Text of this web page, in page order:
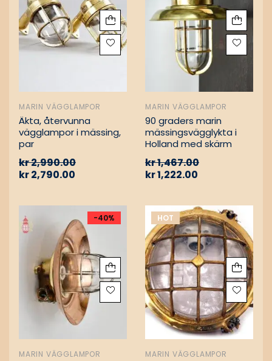
MARIN VÄGGLAMPOR
Äkta, återvunna
vägglampor i mässing,
par
kr2,990.00
kr2,790.00
MARIN VÄGGLAMPOR
90 graders marin
mässingsvägglykta i
Holland med skärm
kr1,467.00
kr1,222.00
-40%
MARIN VÄGGLAMPOR
HOT
MARIN VÄGGLAMPOR